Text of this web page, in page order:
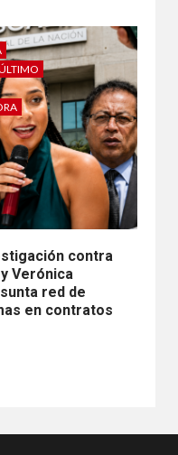
contra
Verónica
red de
en contratos